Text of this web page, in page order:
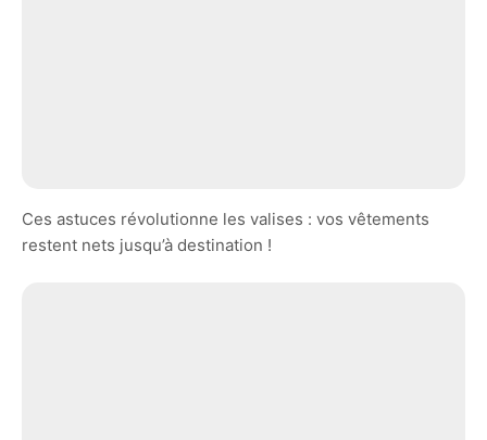
Ces astuces révolutionne les valises : vos vêtements
restent nets jusqu’à destination !